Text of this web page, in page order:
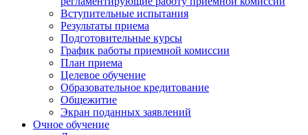
Вступительные испытания
Результаты приема
Подготовительные курсы
График работы приемной комиссии
План приема
Целевое обучение
Образовательное кредитование
Общежитие
Экран поданных заявлений
Очное обучение